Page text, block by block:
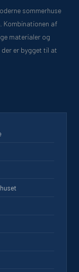
sommerhuse
Kombinationen af
materialer og
er bygget til at